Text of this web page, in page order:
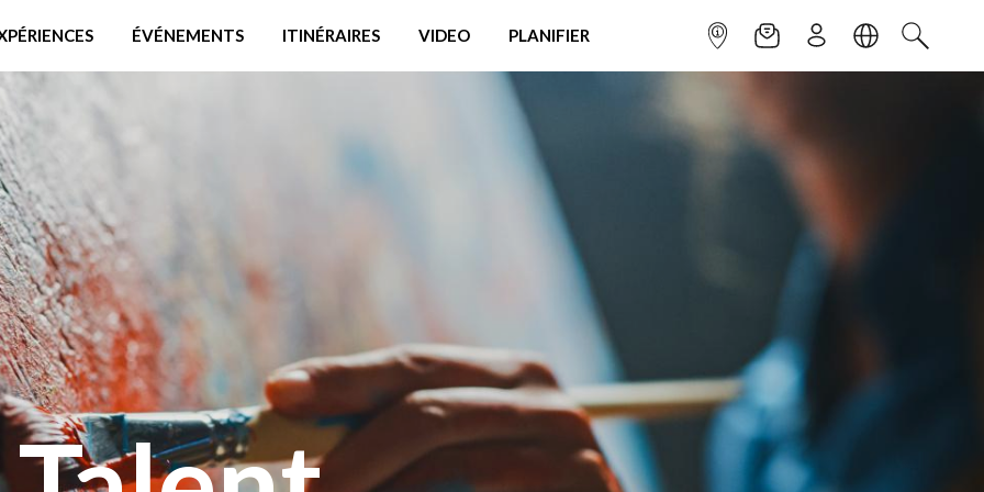
ÉVÉNEMENTS ITINÉRAIRES VIDEO PLANIFIER POINT INFONEWSLETTER
S'INSCRIRELANGUE